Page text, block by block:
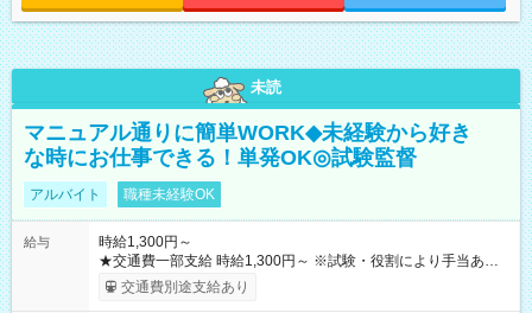
未読
マニュアル通りに簡単WORK◆未経験から好き
な時にお仕事できる！単発OK◎試験監督
アルバイト 職種未経験OK
給与
時給1,300円～
★交通費一部支給 時給1,300円～ ※試験・役割により手当あり
※勤務回数により昇給あり 【即給（前払い）オプションあ
り！】 希望される場合、勤務から1週間ほどで給与の一部を受け
交通費別途支給あり